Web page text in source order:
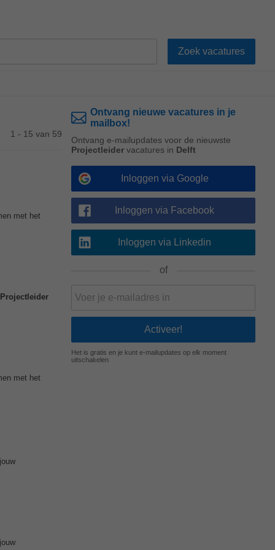
1 - 15 van 59
met het
Projectleider
met het
Ontvang nieuwe vacatures in je
mailbox!
Ontvang e-mailupdates voor de nieuwste
Projectleider vacatures in Delft
Inloggen via Google
Inloggen via Facebook
Inloggen via Linkedin
of
Het is gratis en je kunt e-mailupdates op elk moment
uitschakelen